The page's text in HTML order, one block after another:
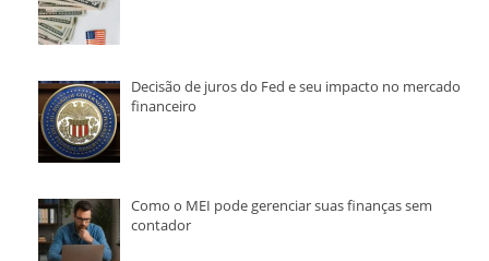
Decisão de juros do Fed e seu impacto no mercado
financeiro
Como o MEI pode gerenciar suas finanças sem
contador